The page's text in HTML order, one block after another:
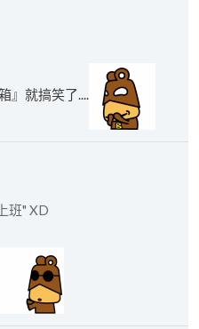
』就搞笑了....
班" XD